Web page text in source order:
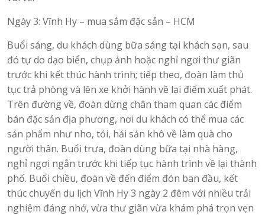
Ngày 3: Vĩnh Hy – mua sắm đặc sản – HCM
Buổi sáng, du khách dùng bữa sáng tại khách sạn, sau
đó tự do dạo biển, chụp ảnh hoặc nghỉ ngơi thư giãn
trước khi kết thúc hành trình; tiếp theo, đoàn làm thủ
tục trả phòng và lên xe khởi hành về lại điểm xuất phát.
Trên đường về, đoàn dừng chân tham quan các điểm
bán đặc sản địa phương, nơi du khách có thể mua các
sản phẩm như nho, tỏi, hải sản khô về làm quà cho
người thân. Buổi trưa, đoàn dùng bữa tại nhà hàng,
nghỉ ngơi ngắn trước khi tiếp tục hành trình về lại thành
phố. Buổi chiều, đoàn về đến điểm đón ban đầu, kết
thúc chuyến du lịch Vĩnh Hy 3 ngày 2 đêm với nhiều trải
nghiệm đáng nhớ, vừa thư giãn vừa khám phá trọn vẹn